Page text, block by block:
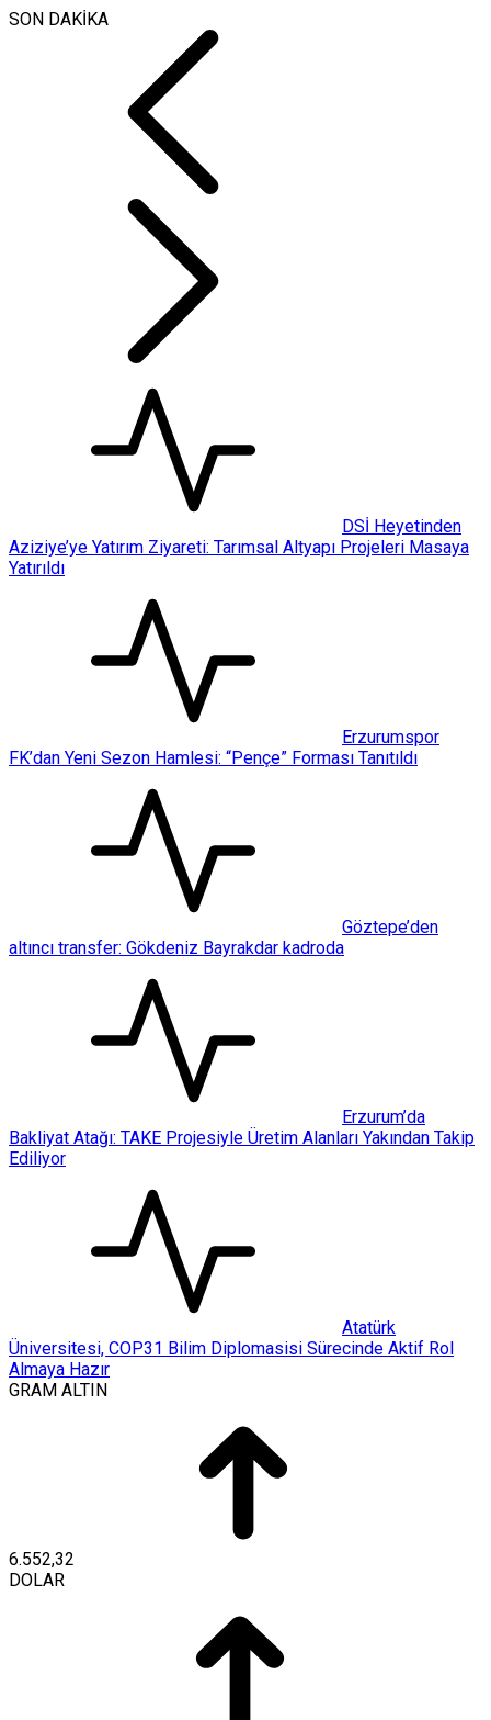
SON DAKİKA
DSİ Heyetinden
Aziziye’ye Yatırım Ziyareti: Tarımsal Altyapı Projeleri Masaya
Yatırıldı
Erzurumspor
FK’dan Yeni Sezon Hamlesi: “Pençe” Forması Tanıtıldı
Göztepe’den
altıncı transfer: Gökdeniz Bayrakdar kadroda
Erzurum’da
Bakliyat Atağı: TAKE Projesiyle Üretim Alanları Yakından Takip
Ediliyor
Atatürk
Üniversitesi, COP31 Bilim Diplomasisi Sürecinde Aktif Rol
Almaya Hazır
GRAM ALTIN
6.552,32
DOLAR